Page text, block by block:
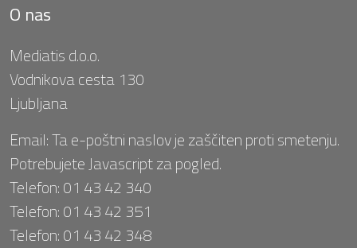
O nas
Mediatis d.o.o.
Vodnikova cesta 130
Ljubljana
Email:Ta e-poštni naslov je zaščiten proti smetenju.
Potrebujete Javascript za pogled.
Telefon:01 43 42 340
Telefon:01 43 42 351
Telefon:01 43 42 348